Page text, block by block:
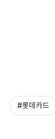
#롯데카드